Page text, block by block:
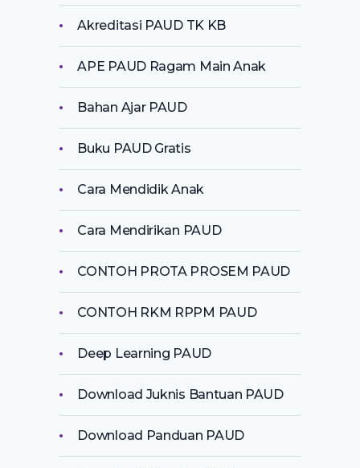
Akreditasi PAUD TK KB
APE PAUD Ragam Main Anak
Bahan Ajar PAUD
Buku PAUD Gratis
Cara Mendidik Anak
Cara Mendirikan PAUD
CONTOH PROTA PROSEM PAUD
CONTOH RKM RPPM PAUD
Deep Learning PAUD
Download Juknis Bantuan PAUD
Download Panduan PAUD